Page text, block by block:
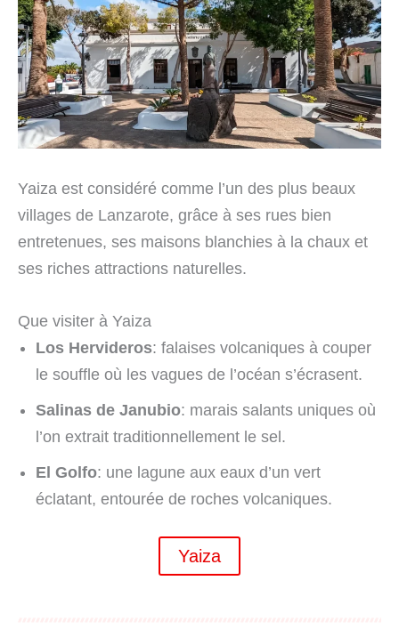
Yaiza est considéré comme l’un des plus beaux
villages de Lanzarote, grâce à ses rues bien
entretenues, ses maisons blanchies à la chaux et
ses riches attractions naturelles.
Que visiter à Yaiza
Los Hervideros: falaises volcaniques à couper
le souffle où les vagues de l’océan s’écrasent.
Salinas de Janubio: marais salants uniques où
l’on extrait traditionnellement le sel.
El Golfo: une lagune aux eaux d’un vert
éclatant, entourée de roches volcaniques.
Yaiza